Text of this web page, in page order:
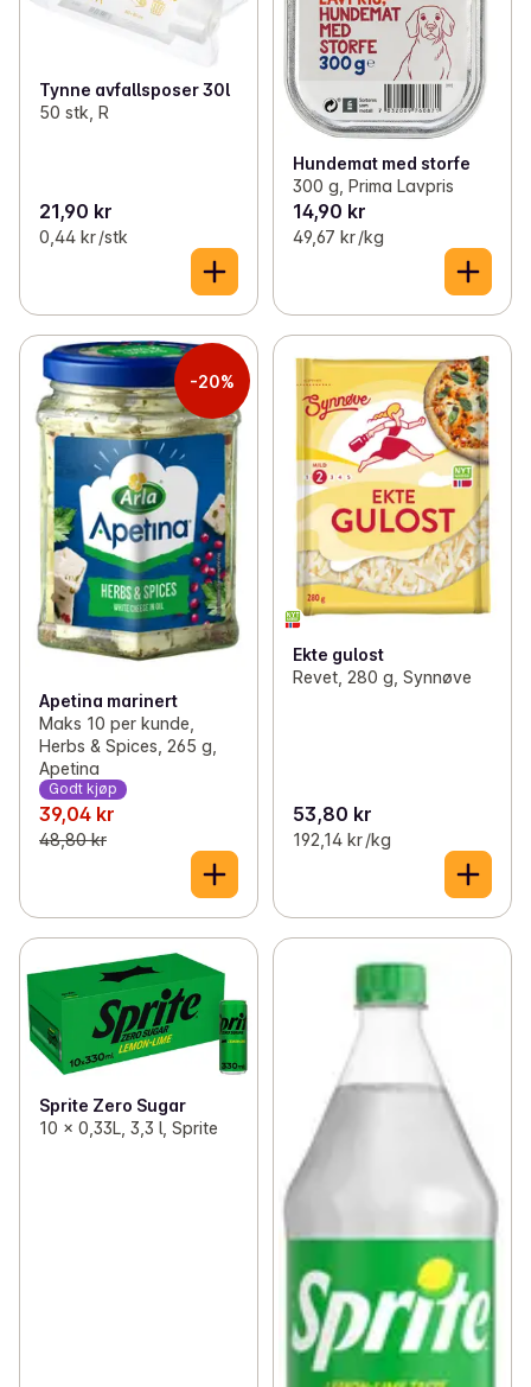
Tynne avfallsposer 30l
50 stk, R
21,90 kr
0,44 kr /stk
Hundemat med storfe
300 g, Prima Lavpris
14,90 kr
49,67 kr /kg
-20%
Apetina marinert
Maks 10 per kunde,
Herbs & Spices, 265 g,
Apetina
Godt kjøp
39,04 kr
48,80 kr
Ekte gulost
Revet, 280 g, Synnøve
53,80 kr
192,14 kr /kg
Sprite Zero Sugar
10 x 0,33L, 3,3 l, Sprite